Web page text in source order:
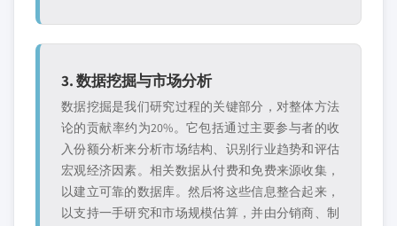
3. 数据挖掘与市场分析
数据挖掘是我们研究过程的关键部分，对整体方法
论的贡献率约为20%。它包括通过主要参与者的收
入份额分析来分析市场结构、识别行业趋势和评估
宏观经济因素。相关数据从付费和免费来源收集，
以建立可靠的数据库。然后将这些信息整合起来，
以支持一手研究和市场规模估算，并由分销商、制